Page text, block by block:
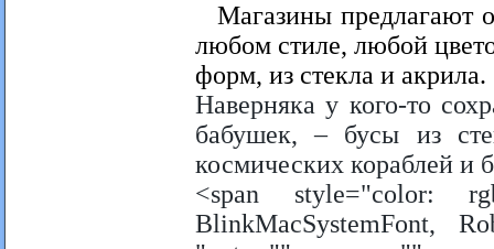
Магазины предлагают
любом стиле, любой
форм, из стекла и акрила.
Наверняка у кого-то
бабушек, – бусы из
космических кораблей и
<span style="color:
BlinkMacSystemFont,